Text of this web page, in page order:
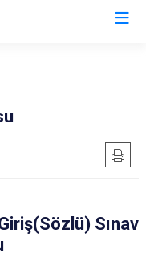
Sınav